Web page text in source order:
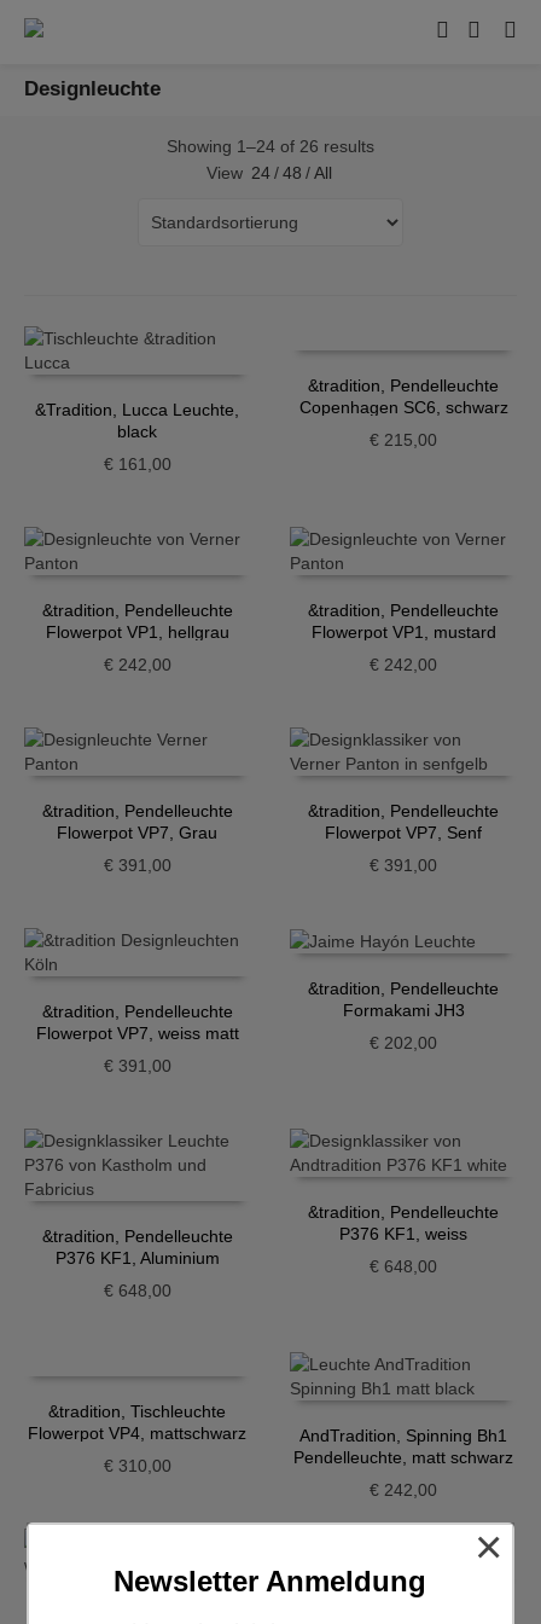
Designleuchte
Showing 1–24 of 26 results
View 24 / 48 / All
&Tradition, Lucca Leuchte,
black
€161,00
&tradition, Pendelleuchte
Copenhagen SC6, schwarz
€ 215,00
&tradition, Pendelleuchte
Flowerpot VP1, hellgrau
€242,00
&tradition, Pendelleuchte
Flowerpot VP1, mustard
€ 242,00
&tradition, Pendelleuchte
Flowerpot VP7, Grau
€391,00
&tradition, Pendelleuchte
Flowerpot VP7, Senf
€ 391,00
&tradition, Pendelleuchte
Flowerpot VP7, weiss matt
€391,00
&tradition, Pendelleuchte
Formakami JH3
€ 202,00
&tradition, Pendelleuchte
P376 KF1, Aluminium
€648,00
&tradition, Pendelleuchte
P376 KF1, weiss
€ 648,00
&tradition, Tischleuchte
Flowerpot VP4, mattschwarz
€310,00
AndTradition, Spinning Bh1
Pendelleuchte, matt schwarz
€ 242,00
Newsletter Anmeldung
×